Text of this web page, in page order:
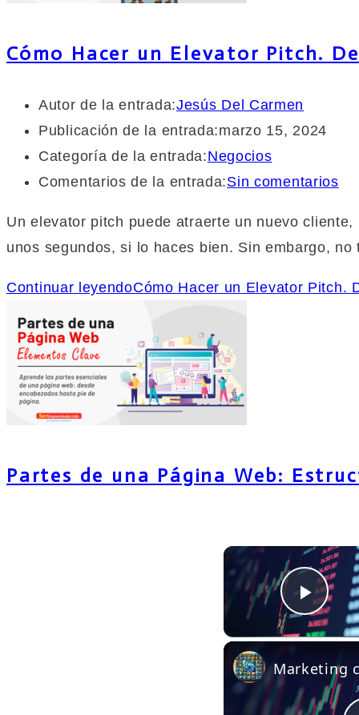
Cómo Hacer un Elevator Pitch.
Autor de la entrada:Jesús Del Carmen
Publicación de la entrada:marzo 15, 2024
Categoría de la entrada:Negocios
Comentarios de la entrada:Sin comentarios
Un elevator pitch puede atraerte un nuevo
unos segundos, si lo haces bien. Sin embargo,
Continuar leyendoCómo Hacer un Elevator Pitch.
Partes de una Página Web:
Play